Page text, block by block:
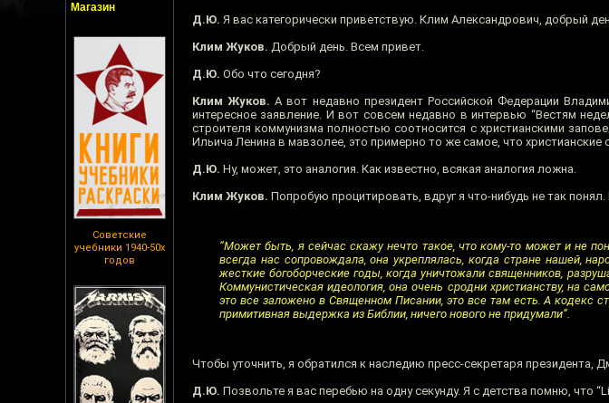
Магазин
Советские
учебники 1940-50х
годов
Д.Ю. Я вас категорически приветствую. Клим Александрович, добрый
Клим Жуков. Добрый день. Всем привет.
Д.Ю. Обо что сегодня?
Клим Жуков. А вот недавно президент Российской Федерации
интересное заявление. И вот совсем недавно в интервью “Вестям
строителя коммунизма полностью соотносится с христианскими
Ильича Ленина в мавзолее, это примерно то же самое, что
Д.Ю. Ну, может, это аналогия. Как известно, всякая аналогия ложна.
Клим Жуков. Попробую процитировать, вдруг я что-нибудь не так понял.
“Может быть, я сейчас скажу нечто такое, что кому-то может и не
всегда нас сопровождала, она укреплялась, когда стране нашей,
жесткие богоборческие годы, когда уничтожали священников,
Коммунистическая идеология, она очень сродни христианству, на
это все заложено в Священном Писании, это все там есть. А кодекс
примитивная выдержка из Библии, ничего нового не придумали”.
Чтобы уточнить, я обратился к наследию пресс-секретаря президента,
Д.Ю. Позвольте я вас перебью на одну секунду. Я с детства помню, что